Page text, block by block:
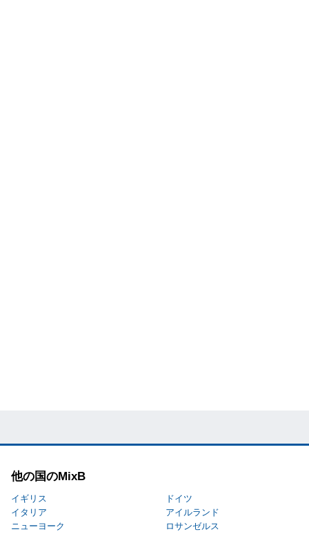
他の国のMixB
イギリス
ドイツ
イタリア
アイルランド
ニューヨーク
ロサンゼルス